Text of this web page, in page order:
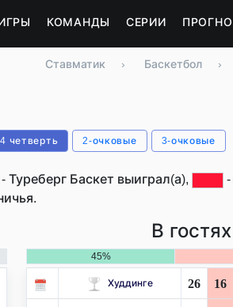
КОМАНДЫ СЕРИИ
Ставматик › Баскетбол ›
4 четверть 2-очковые 3-очковые
- Туреберг Баскет выиграл(а),
В гостях
45%
Худдинге 26 16